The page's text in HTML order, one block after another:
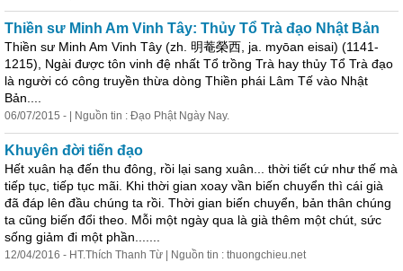
Thiền sư Minh Am Vinh Tây: Thủy Tổ Trà đạo Nhật Bản
Thiền sư Minh Am Vinh Tây (zh. 明菴榮西, ja. myōan eisai) (1141-
1215), Ngài được tôn vinh đệ nhất Tổ trồng Trà hay thủy Tổ Trà đạo
là người có công truyền thừa dòng Thiền phái Lâm Tế vào Nhật
Bản....
06/07/2015 - | Nguồn tin : Đạo Phật Ngày Nay.
Khuyên đời tiến đạo
Hết xuân hạ đến thu đông, rồi lại sang xuân... thời tiết cứ như thế mà
tiếp tục tiếp tục mãi. Khi thời gian xoay vần biến chuyển thì cái già
đã đáp lên đầu chúng ta rồi. Thời gian biến chuyển, bản thân chúng
ta cũng biến đổi theo. Mỗi một ngày qua là già thêm một chút, sức
sống giảm đi một phần.......
12/04/2016 - HT.Thích Thanh Từ | Nguồn tin : thuongchieu.net